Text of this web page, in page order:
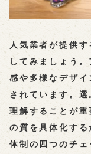
人気業者が提供
してみましょう
感や多様なデザ
されています。
理解することが
の質を具体化す
体制の四つのチ